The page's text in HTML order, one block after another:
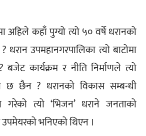
अहिले कहाँ पुग्यो त्यो ५० वर्षे धरानको
धरान उपमहानगरपालिका त्यो बाटोमा
कार्यक्रम र नीति निर्माणले त्यो
छ छैन ? धरानको विकास सम्बन्धी
गरेको त्यो ‘भिजन’ धराने जनताको
भनिएको थिएन ।